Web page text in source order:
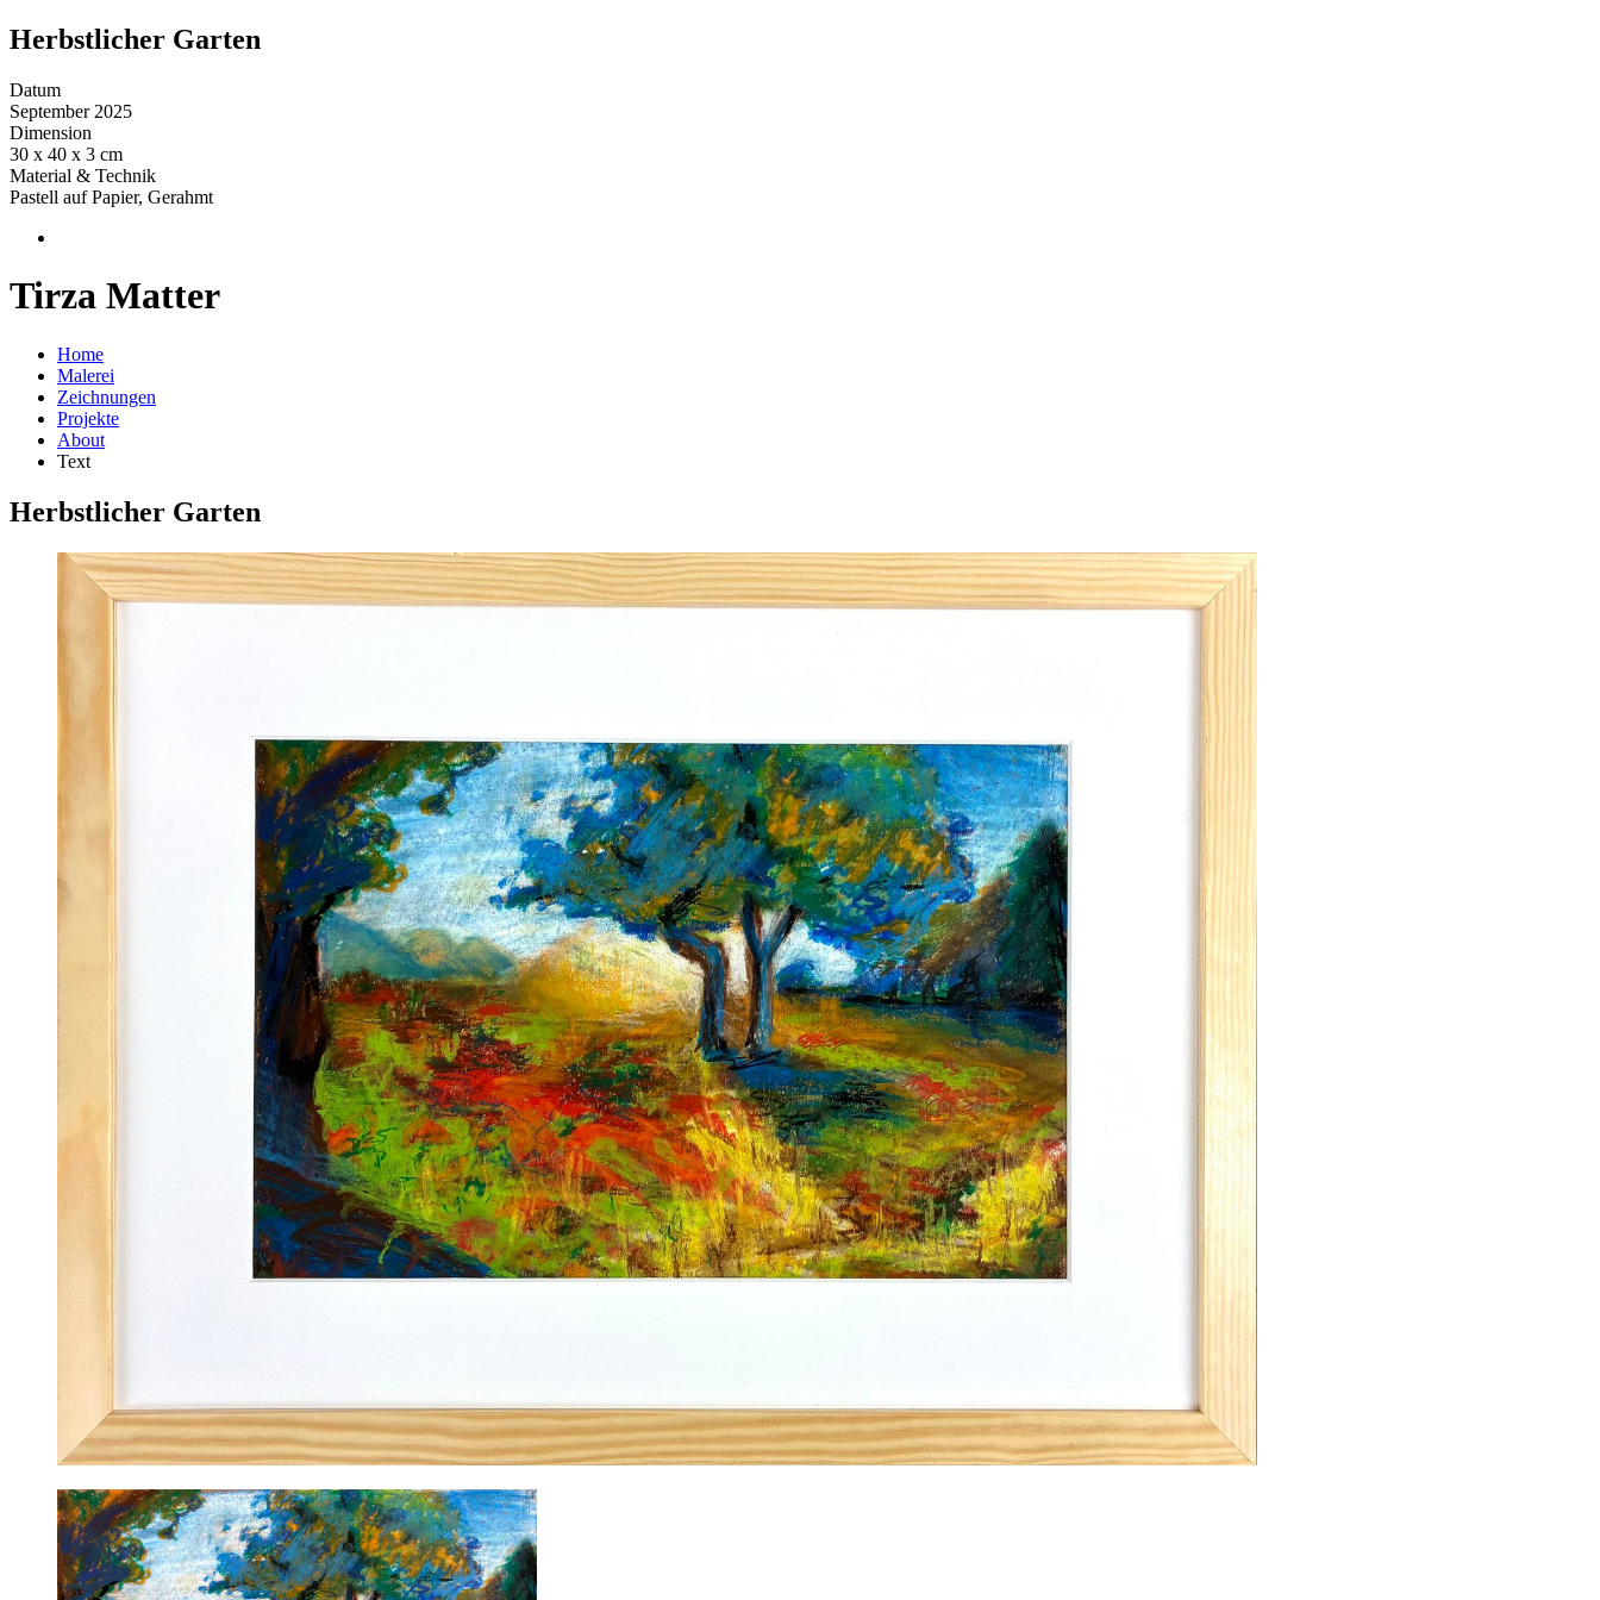
Herbstlicher Garten
Datum
September 2025
Dimension
30 x 40 x 3 cm
Material & Technik
Pastell auf Papier, Gerahmt
Tirza Matter
Home
Malerei
Zeichnungen
Projekte
About
Text
Herbstlicher Garten